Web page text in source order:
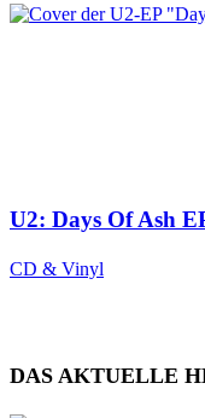
U2: Days Of Ash
CD & Vinyl
DAS AKTUELLE